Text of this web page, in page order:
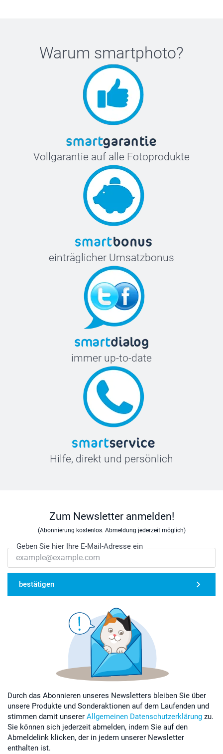
Warum smartphoto?
Vollgarantie auf alle Fotoprodukte
einträglicher Umsatzbonus
immer up-to-date
Hilfe, direkt und persönlich
Zum Newsletter anmelden!
(Abonnierung kostenlos. Abmeldung jederzeit möglich)
Geben Sie hier Ihre E-Mail-Adresse ein
bestätigen
Durch das Abonnieren unseres Newsletters bleiben Sie über
unsere Produkte und Sonderaktionen auf dem Laufenden und
stimmen damit unserer Allgemeinen Datenschutzerklärung zu.
Sie können sich jederzeit abmelden, indem Sie auf den
Abmeldelink klicken, der in jedem unserer Newsletter
enthalten ist.